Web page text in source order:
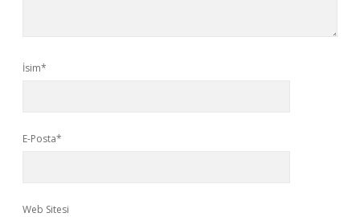
İsim*
E-Posta*
Web Sitesi